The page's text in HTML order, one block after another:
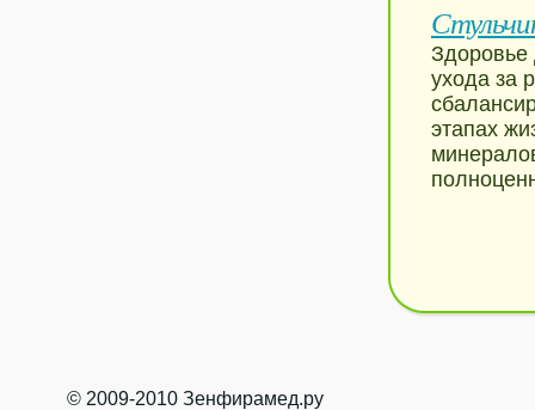
Здоровье
ухода за
этапах
© 2009-2010 Зенфирамед.ру